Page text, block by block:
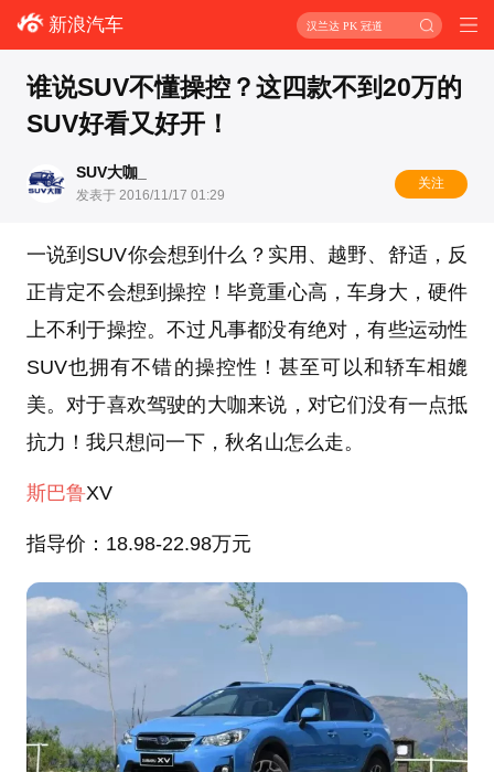
新浪汽车 汉兰达 PK 冠道
谁说SUV不懂操控？这四款不到20万的
SUV好看又好开！
SUV大咖_
发表于 2016/11/17 01:29
关注
一说到SUV你会想到什么？实用、越野、舒适，反
正肯定不会想到操控！毕竟重心高，车身大，硬件
上不利于操控。不过凡事都没有绝对，有些运动性
SUV也拥有不错的操控性！甚至可以和轿车相媲
美。对于喜欢驾驶的大咖来说，对它们没有一点抵
抗力！我只想问一下，秋名山怎么走。
斯巴鲁XV
指导价：18.98-22.98万元